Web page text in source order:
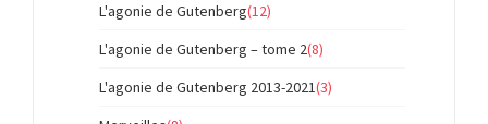
L'agonie de Gutenberg(12)
L'agonie de Gutenberg – tome 2(8)
L'agonie de Gutenberg 2013-2021(3)